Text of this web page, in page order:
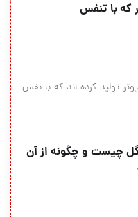
که با تنفس
تولید کرده اند که با نفس
چیست و چگونه از آن